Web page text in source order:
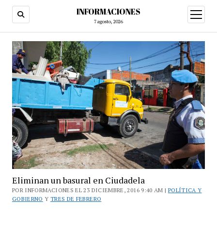
INFORMACIONES
7 agosto, 2026
abrir
menú
Eliminan un basural en Ciudadela
POR INFORMACIONES EL 23 DICIEMBRE, 2016 9:40 AM | POLÍTICA Y
GOBIERNO Y TRES DE FEBRERO